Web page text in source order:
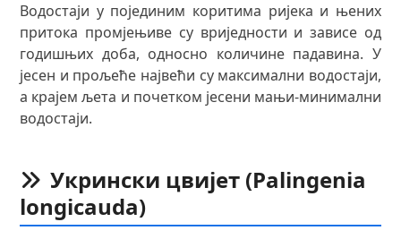
Водостаји у појединим коритима ријека и њених
притока промјењиве су вриједности и зависе од
годишњих доба, односно количине падавина. У
јесен и прољеће највећи су максимални водостаји,
а крајем љета и почетком јесени мањи-минимални
водостаји.
Укрински цвијет (Palingenia
longicauda)